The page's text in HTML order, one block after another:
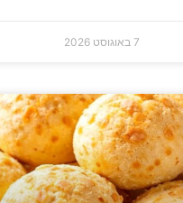
7 באוגוסט 2026